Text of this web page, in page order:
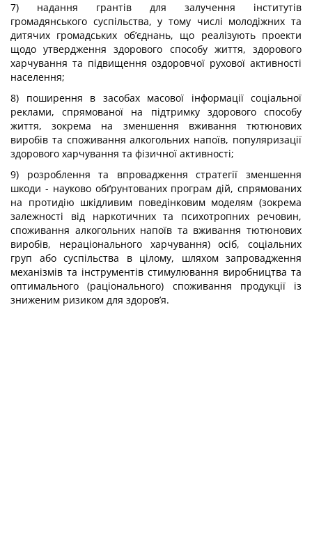
7) надання грантів для залучення інститутів
громадянського суспільства, у тому числі молодіжних та
дитячих громадських об’єднань, що реалізують проекти
щодо утвердження здорового способу життя, здорового
харчування та підвищення оздоровчої рухової активності
населення;
8) поширення в засобах масової інформації соціальної
реклами, спрямованої на підтримку здорового способу
життя, зокрема на зменшення вживання тютюнових
виробів та споживання алкогольних напоїв, популяризації
здорового харчування та фізичної активності;
9) розроблення та впровадження стратегії зменшення
шкоди - науково обґрунтованих програм дій, спрямованих
на протидію шкідливим поведінковим моделям (зокрема
залежності від наркотичних та психотропних речовин,
споживання алкогольних напоїв та вживання тютюнових
виробів, нераціонального харчування) осіб, соціальних
груп або суспільства в цілому, шляхом запровадження
механізмів та інструментів стимулювання виробництва та
оптимального (раціонального) споживання продукції із
зниженим ризиком для здоров’я.